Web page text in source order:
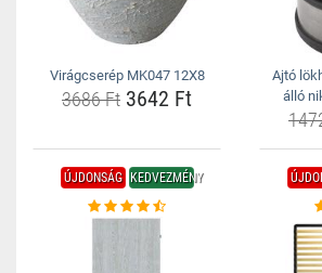
Virágcserép MK047 12X8
3686 Ft 3642 Ft
Ajtó
álló
ÚJDONSÁG KEDVEZMÉNY